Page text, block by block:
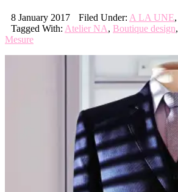
8 January 2017 Filed Under: A LA UNE,
Tagged With: Atelier NA, Boutique design,
Mesure